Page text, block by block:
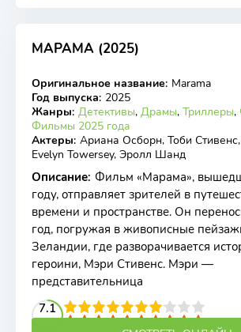
МАРАМА (2025)
WEB-DL
6.1
Оригинальное название: Marama
Год выпуска: 2025
Жанры: Детективы, Драмы, Триллеры,
Фильмы 2025 года
Актеры: Ариана Осборн, Тоби
Evelyn Towersey, Эролл Шанд
Описание: Фильм «Марама»,
году, отправляет зрителей в
времени и пространстве. Он
год, погружая в живописные
Зеландии, где разворачивается
героини, Мэри Стивенс. Мэри —
представительница
7.1
4 5 6 7 8 9 10